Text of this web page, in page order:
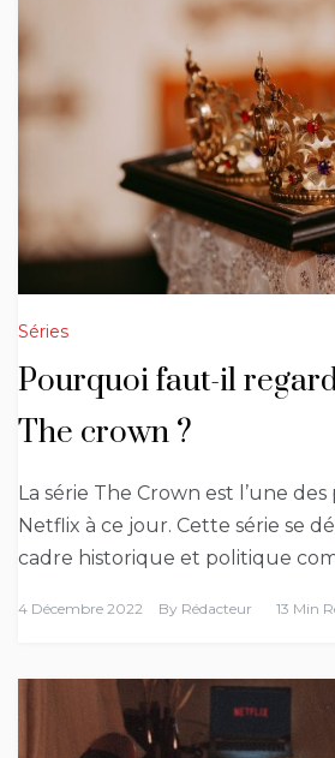
Séries
Pourquoi faut-il
The crown ?
La série The Crown est l’une
Netflix à ce jour. Cette série se
cadre historique et politique
4 Décembre 2022 By Rédacteur 13 Min